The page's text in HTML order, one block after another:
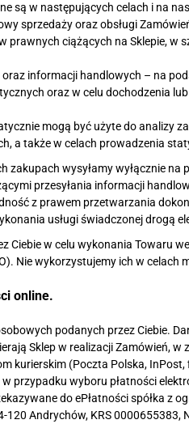
są w następujących celach i na
sprzedaży oraz obsługi
prawnych ciążących na Sklepie,
informacji handlowych – na
oraz w celu dochodzenia
mogą być użyte do analizy
a także w celach prowadzenia
zakupach wysyłamy wyłącznie
przesyłania informacji
z prawem przetwarzania
usługi świadczonej drogą
Ciebie w celu wykonania Towaru
Nie wykorzystujemy ich w
online.
podanych przez Ciebie.
Sklep w realizacji Zamówień,
kurierskim (Poczta Polska,
przypadku wyboru płatności
do ePłatności spółka z
120 Andrychów, KRS